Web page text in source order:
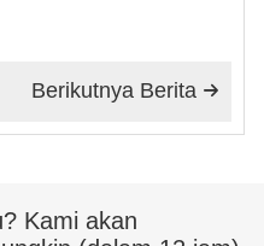

Berikutnya Berita
Kami akan